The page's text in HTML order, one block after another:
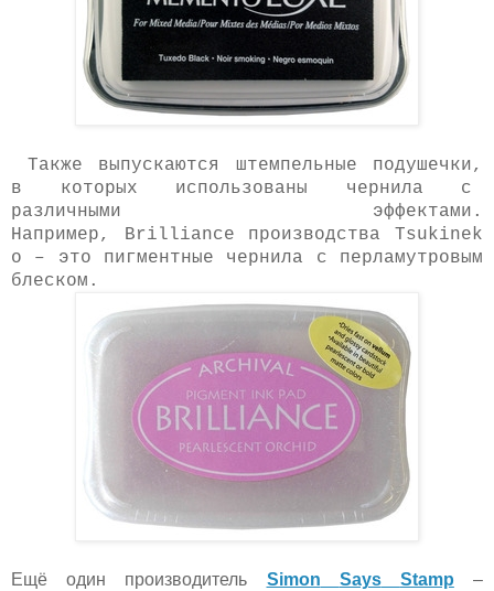
Также выпускаются штемпельные подушечки,
в которых использованы чернила с
различными эффектами.
Например, Brilliance производства Tsukinek
o
– это пигментные чернила с перламутровым
блеском.
Ещё один производитель Simon Says Stamp
–